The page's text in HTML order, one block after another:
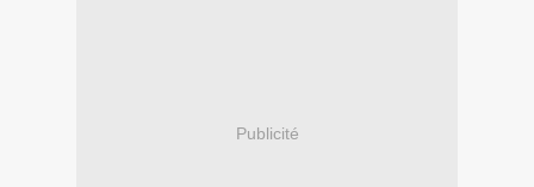
Publicité